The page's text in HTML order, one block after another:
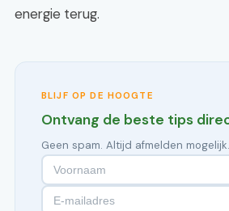
energie terug.
BLIJF OP DE HOOGTE
Ontvang de beste tips
Geen spam. Altijd afmelden mogelijk.